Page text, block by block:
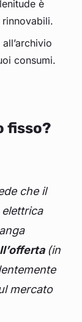
è
consumi.
fisso?
che il
(in
mercato